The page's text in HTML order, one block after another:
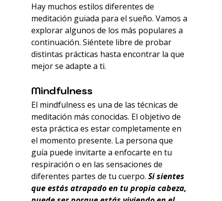
Hay muchos estilos diferentes de
meditación guiada para el sueño. Vamos a
explorar algunos de los más populares a
continuación. Siéntete libre de probar
distintas prácticas hasta encontrar la que
mejor se adapte a ti.
Mindfulness​
El mindfulness es una de las técnicas de
meditación más conocidas. El objetivo de
esta práctica es estar completamente en
el momento presente. La persona que
guía puede invitarte a enfocarte en tu
respiración o en las sensaciones de
diferentes partes de tu cuerpo. Si sientes
que estás atrapado en tu propia cabeza,